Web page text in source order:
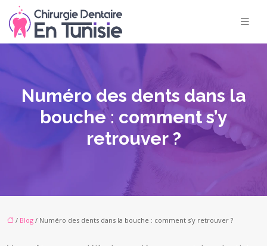
Numéro des dents dans la
bouche : comment s’y
retrouver ?
/ Blog / Numéro des dents dans la bouche : comment s’y retrouver ?